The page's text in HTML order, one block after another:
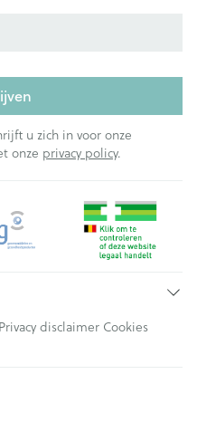
u zich in voor onze
onze privacy policy.
Privacy disclaimer Cookies